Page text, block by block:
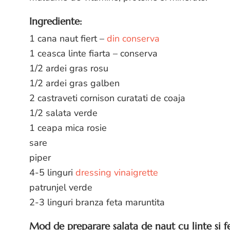
Ingrediente:
1 cana naut fiert – din conserva
1 ceasca linte fiarta – conserva
1/2 ardei gras rosu
1/2 ardei gras galben
2 castraveti cornison curatati de coaja
1/2 salata verde
1 ceapa mica rosie
sare
piper
4-5 linguri dressing vinaigrette
patrunjel verde
2-3 linguri branza feta maruntita
Mod de preparare salata de naut cu linte si